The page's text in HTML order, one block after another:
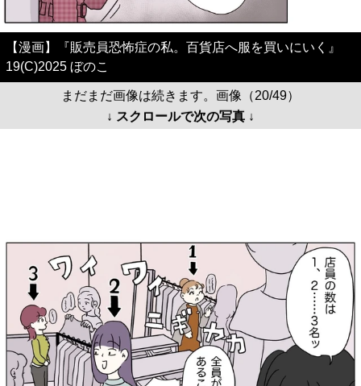
【漫画】『販売員恐怖症の私。百貨店へ服を買いにいく』
19(C)2025 ぼのこ
まだまだ画像は続きます。画像（20/49）
↓ スクロールで次の写真 ↓